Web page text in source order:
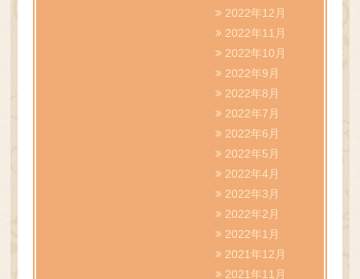
2022年12月
2022年11月
2022年10月
2022年9月
2022年8月
2022年7月
2022年6月
2022年5月
2022年4月
2022年3月
2022年2月
2022年1月
2021年12月
2021年11月